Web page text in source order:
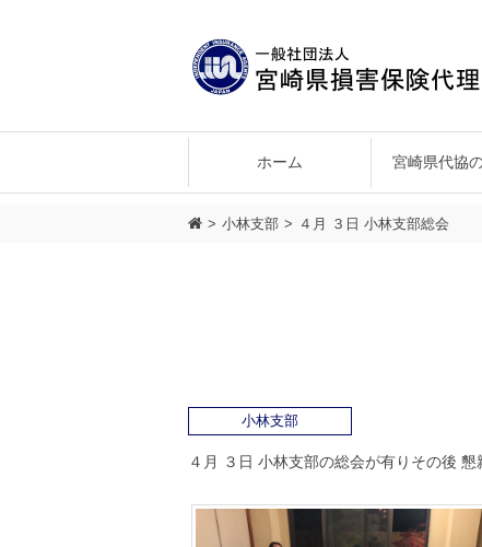
ホーム 宮崎県代協
会長あいさつ 宮崎県代協の目的
正会員の特典 申し込み手続き
会員ログイン 情報公開
県北支部 西都・児湯支部 宮崎北
企画・環境委員会 教育委員会
小林支部 ４月 ３日 小林支部総会
小林支部
４月 ３日 小林支部の総会が有りその後 懇